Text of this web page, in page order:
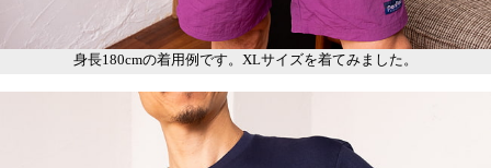
身長180cmの着用例です。XLサイズを着てみました。